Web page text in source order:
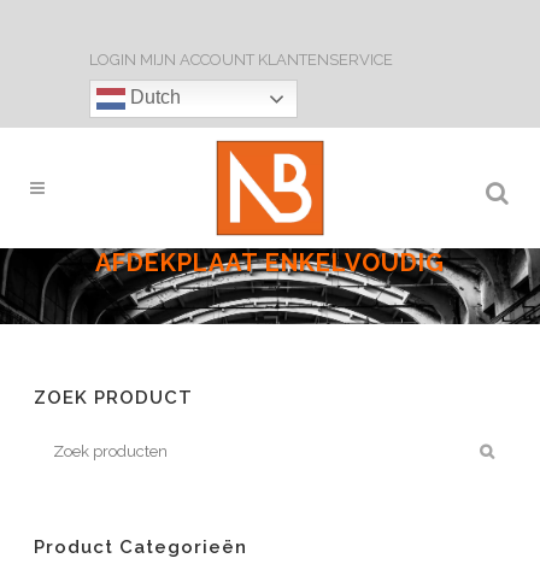
LOGIN MIJN ACCOUNT KLANTENSERVICE
Dutch
AFDEKPLAAT ENKELVOUDIG
ZOEK PRODUCT
Product Categorieën